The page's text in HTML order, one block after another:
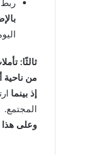
ربط
ثالثًا:
من ناحية
إذ بينما
المجتمع.
وعلى